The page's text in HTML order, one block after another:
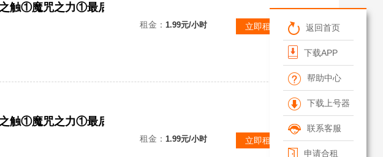
返回首页
下载APP
帮助中心
下载上号器
联系客服
申请合租
租金： 1.99元/小时 立即租赁/预约
租金： 1.99元/小时 立即租赁/预约